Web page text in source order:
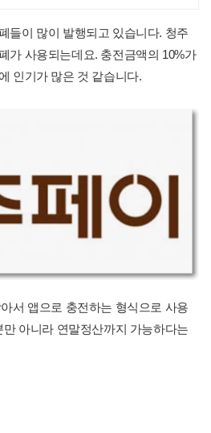
들이 많이 발행되고 있습니다. 청주
가 사용되는데요. 충전금액의 10%가
인기가 많은 것 같습니다.
서 앱으로 충전하는 형식으로 사용
아니라 연말정산까지 가능하다는